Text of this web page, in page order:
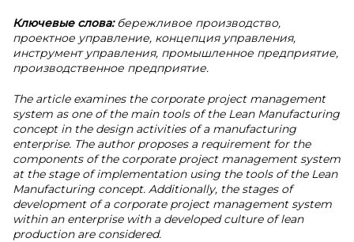
Ключевые слова:бережливое производство,
проектное управление, концепция управления,
инструмент управления, промышленное предприятие,
производственное предприятие.
The article examines the corporate project management
system as one of the main tools of the Lean Manufacturing
concept in the design activities of a manufacturing
enterprise. The author proposes a requirement for the
components of the corporate project management system
at the stage of implementation using the tools of the Lean
Manufacturing concept. Additionally, the stages of
development of a corporate project management system
within an enterprise with a developed culture of lean
production are considered.